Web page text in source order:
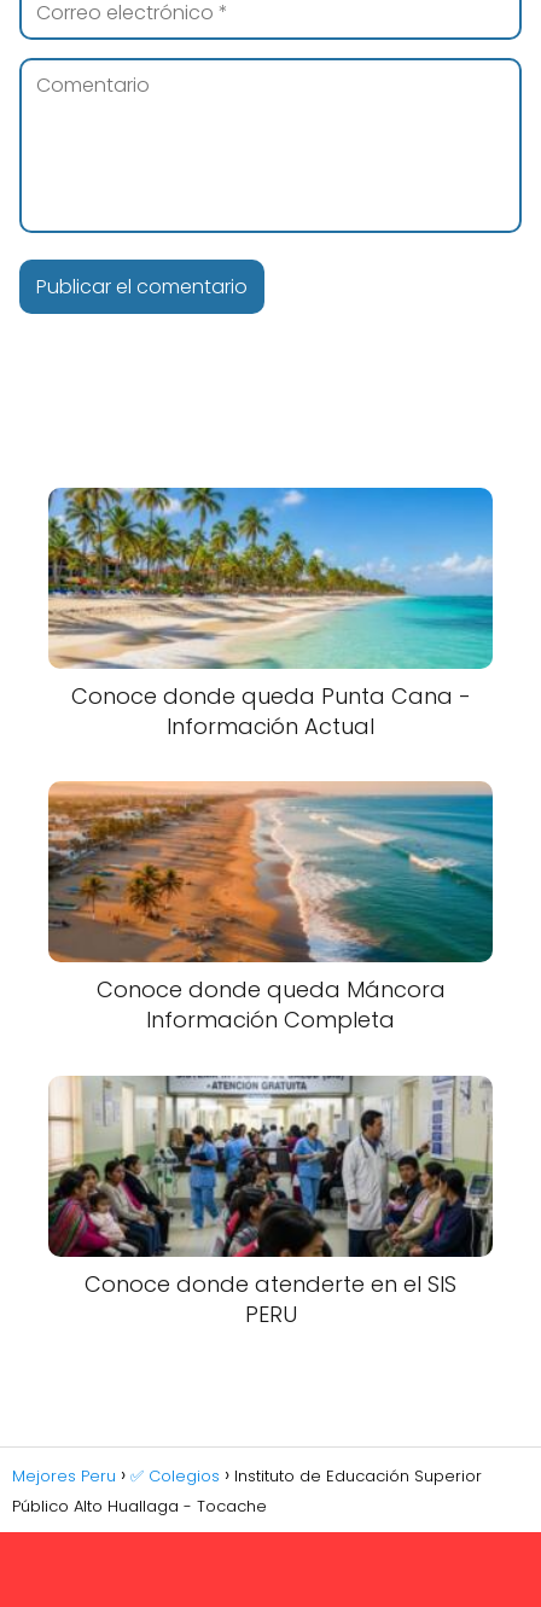
Conoce donde queda Punta Cana -
Información Actual
Conoce donde queda Máncora
Información Completa
Conoce donde atenderte en el SIS
PERU
Mejores Peru ✅ Colegios
Instituto de Educación Superior
Público Alto Huallaga - Tocache